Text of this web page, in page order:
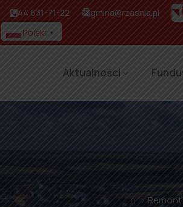
44 631-71-22 gmina@rzasnia.pl
Polski ▼
Aktualności
⌂ Remont